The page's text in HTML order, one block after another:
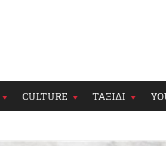
CULTURE ΤΑΞΙΔΙ